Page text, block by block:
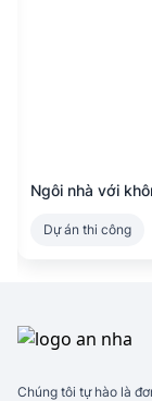
Ngôi nhà với
Dự án thi công
Chúng tôi tự hào là